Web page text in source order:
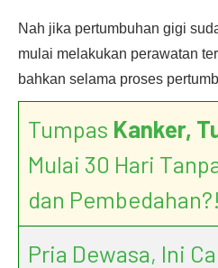
Nah jika pertumbuhan gigi
mulai melakukan perawatan
bahkan selama proses
Tumpas Kanker,
Mulai 30 Hari
dan Pembedahan?!
Pria Dewasa, Ini